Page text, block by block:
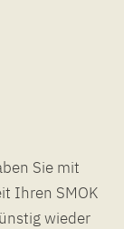
Sie mit
Ihren SMOK
wieder